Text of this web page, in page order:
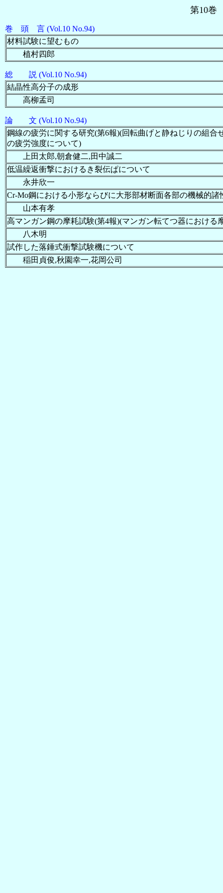
第10
巻 頭 言 (Vol.10 No.94)
材料試験に望むもの
植村四郎
総 説 (Vol.10 No.94)
結晶性高分子の成形
高柳孟司
論 文 (Vol.10 No.94)
鋼線の疲労に関する研究(第6報)(回転曲げと静ねじりの組合
の疲労強度について)
上田太郎,朝倉健二,田中誠二
低温繰返衝撃におけるき裂伝ぱについて
永井欣一
Cr-Mo鋼における小形ならびに大形部材断面各部の機械的諸
山本有孝
高マンガン鋼の摩耗試験(第4報)(マンガン転てつ器における
八木明
試作した落錘式衝撃試験機について
稲田貞俊,秋園幸一,花岡公司